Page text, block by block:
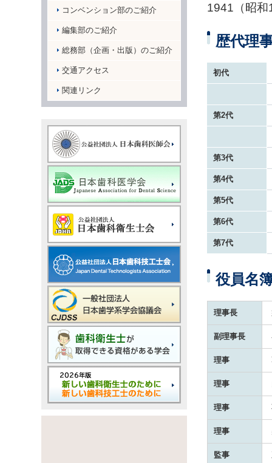
1941（昭
歴代理
初代
第2代
第3代
第4代
第5代
第6代
第7代
役員名
理事長
副理事長
理事
理事
理事
理事
監事
コンベンション部のご紹介
編集部のご紹介
総務部（企画・出版）のご紹介
交通アクセス
関連リンク